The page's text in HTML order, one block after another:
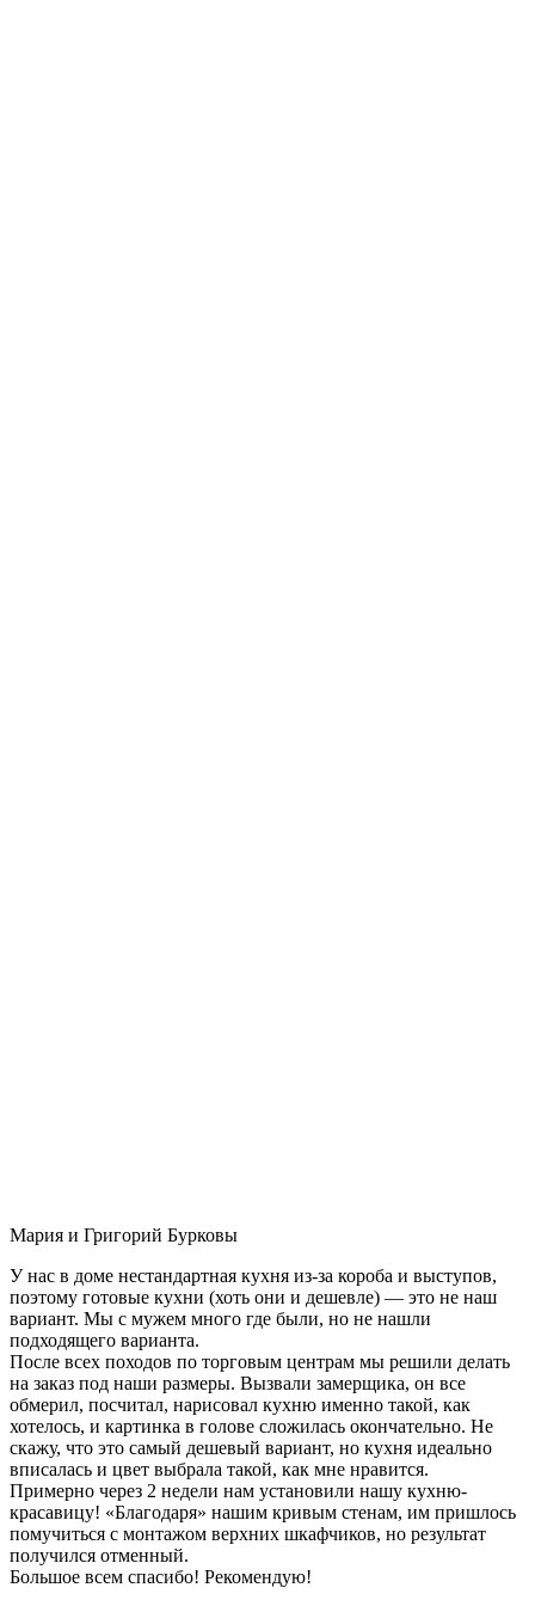
Мария и Григорий Бурковы
У нас в доме нестандартная кухня из-за короба и выступов,
поэтому готовые кухни (хоть они и дешевле) — это не наш
вариант. Мы с мужем много где были, но не нашли
подходящего варианта.
После всех походов по торговым центрам мы решили делать
на заказ под наши размеры. Вызвали замерщика, он все
обмерил, посчитал, нарисовал кухню именно такой, как
хотелось, и картинка в голове сложилась окончательно. Не
скажу, что это самый дешевый вариант, но кухня идеально
вписалась и цвет выбрала такой, как мне нравится.
Примерно через 2 недели нам установили нашу кухню-
красавицу! «Благодаря» нашим кривым стенам, им пришлось
помучиться с монтажом верхних шкафчиков, но результат
получился отменный.
Большое всем спасибо! Рекомендую!